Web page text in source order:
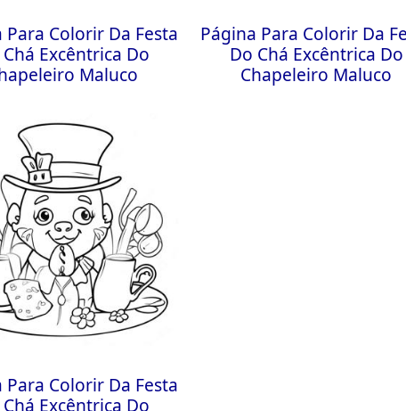
Para Colorir Da Festa
Excêntrica Do
Maluco
Página Para Colorir Da
Do Chá Excêntrica Do
Chapeleiro Maluco
Para Colorir Da Festa
Excêntrica Do